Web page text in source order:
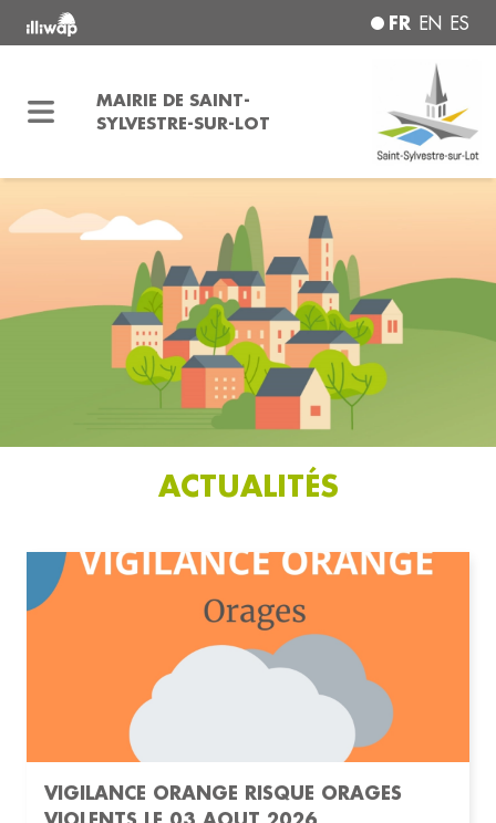
FR EN ES
MAIRIE DE SAINT-
SYLVESTRE-SUR-LOT
ACTUALITÉS
VIGILANCE ORANGE RISQUE ORAGES